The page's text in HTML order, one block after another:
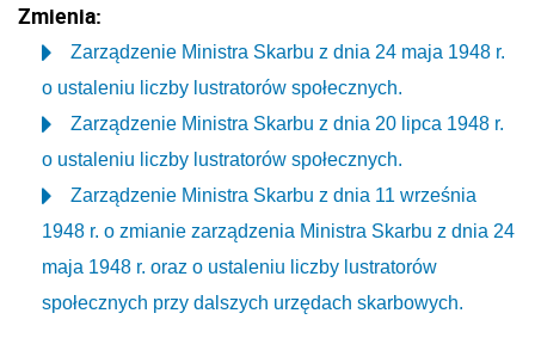
Zmienia:
Zarządzenie Ministra Skarbu z dnia 24 maja 1948 r.
o ustaleniu liczby lustratorów społecznych.
Zarządzenie Ministra Skarbu z dnia 20 lipca 1948 r.
o ustaleniu liczby lustratorów społecznych.
Zarządzenie Ministra Skarbu z dnia 11 września
1948 r. o zmianie zarządzenia Ministra Skarbu z dnia 24
maja 1948 r. oraz o ustaleniu liczby lustratorów
społecznych przy dalszych urzędach skarbowych.